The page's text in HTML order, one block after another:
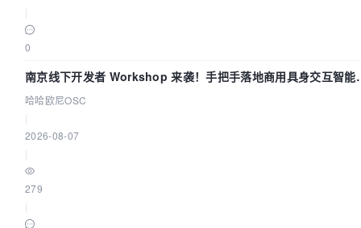
0
南京线下开发者 Workshop 来袭！手把手落地商用具身交互智能
Agent 应用
哈哈欧尼OSC
2026-08-07
279